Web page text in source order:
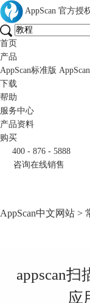
AppScan 官方授
首页
产品
AppScan标准版
下载
帮助
服务中心
产品资料
购买
400 - 876 - 5888
咨询在线销售
AppScan中文网站 >
appscan扫
应